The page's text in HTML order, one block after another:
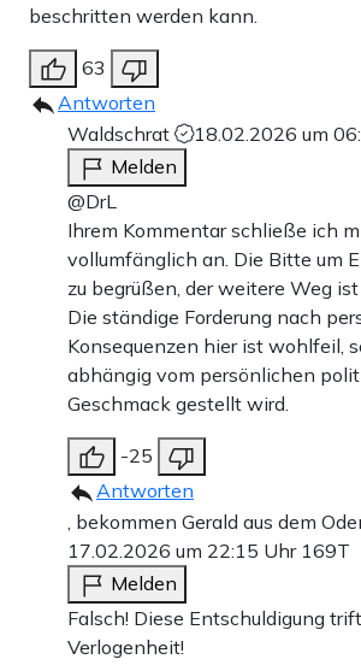
beschritten werden kann.
63
Antworten
Waldschrat
18.02.2026 um
Melden
@DrL
Ihrem Kommentar schließe ich
vollumfänglich an. Die Bitte um
zu begrüßen, der weitere Weg
Die ständige Forderung nach
Konsequenzen hier ist wohlfeil,
abhängig vom persönlichen
Geschmack gestellt wird.
-25
Antworten
, bekommen Gerald aus dem
17.02.2026 um 22:15 Uhr 169T
Melden
Falsch! Diese Entschuldigung
Verlogenheit!